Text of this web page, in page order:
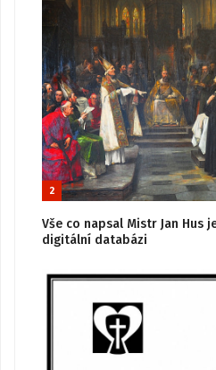
2
Vše co napsal Mistr Jan Hus
digitální databázi